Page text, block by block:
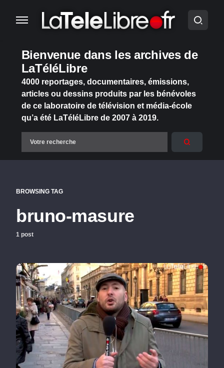
Bienvenue dans les archives de
LaTéléLibre
4000 reportages, documentaires, émissions,
articles ou dessins produits par les bénévoles
de ce laboratoire de télévision et média-école
qu’a été LaTéléLibre de 2007 à 2019.
BROWSING TAG
bruno-masure
1 post